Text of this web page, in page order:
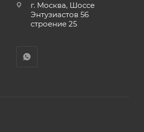
г. Москва, Шоссе
Энтузиастов 56
строение 25